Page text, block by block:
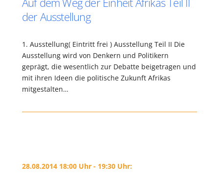
der Ausstellung
1. Ausstellung( Eintritt frei ) Ausstellung Teil II Die
Ausstellung wird von Denkern und Politikern
geprägt, die wesentlich zur Debatte beigetragen und
mit ihren Ideen die politische Zukunft Afrikas
mitgestalten…
28.08.2014 18:00 Uhr - 19:30 Uhr: